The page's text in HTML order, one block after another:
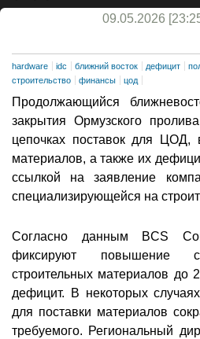
09.05.2026
hardware idc ближний восток дефицит
строительство
финансы цод
Продолжающийся
закрытия Ормузского
цепочках поставок для ЦОД,
материалов, а также их
ссылкой на заявление
специализирующейся на
Согласно данным BCS
фиксируют повышение
строительных материалов до
дефицит. В некоторых
для поставки материалов
требуемого. Региональный